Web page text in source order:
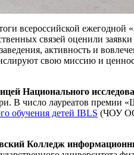
всероссийской
связей оценили
активность и
свою миссию и
Национального
число лауреатов премии
обучения детей IBLS (ЧОУ ОО
Колледж